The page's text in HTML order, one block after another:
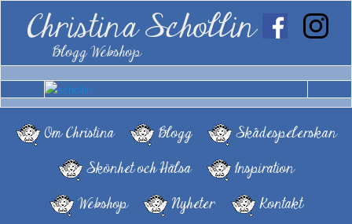
Christina Schollin
Blogg Webshop
Om Christina Blogg
Skådespelerskan
Skönhet och Hälsa
Inspiration
Webshop
Nyheter Kontakt